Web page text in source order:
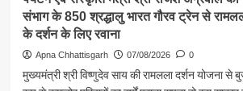
संभाग के 850 श्रद्धालु भारत गौरव ट्रेन से
के दर्शन के लिए रवाना
Apna Chhattisgarh 07/08/2026 0
मुख्यमंत्री श्री विष्णुदेव साय की रामलला दर्शन योजना से